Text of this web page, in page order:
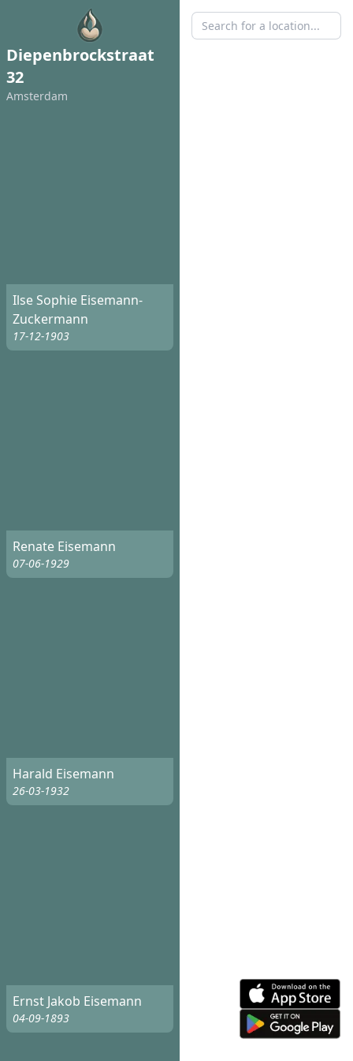
Diepenbrockstraat
32
Amsterdam
Ilse Sophie Eisemann-
Zuckermann
17-12-1903
Renate Eisemann
07-06-1929
Harald Eisemann
26-03-1932
Ernst Jakob Eisemann
04-09-1893